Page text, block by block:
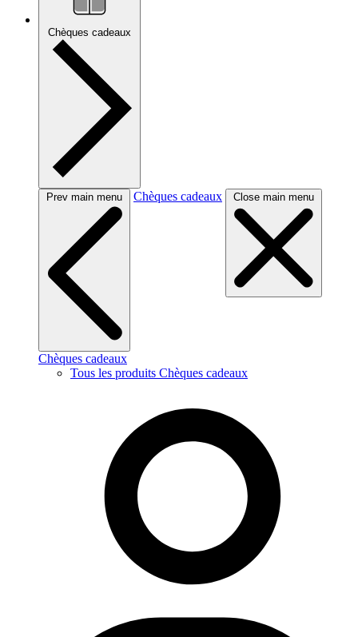
Chèques cadeaux
Prev main menu Chèques cadeaux Close main menu
Chèques cadeaux
Tous les produits Chèques cadeaux